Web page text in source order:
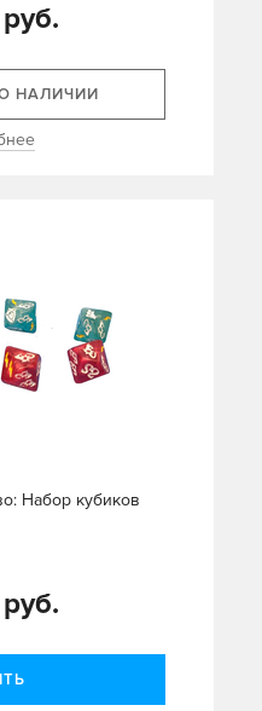
НАЛИЧИИ
Набор кубиков